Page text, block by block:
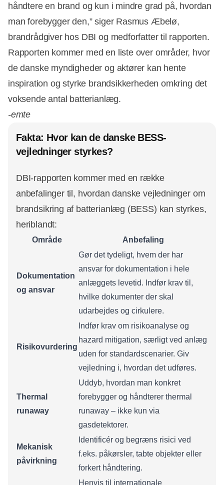
håndtere en brand og kun i mindre grad på, hvordan
man forebygger den,” siger Rasmus Æbelø,
brandrådgiver hos DBI og medforfatter til rapporten.
Rapporten kommer med en liste over områder, hvor
de danske myndigheder og aktører kan hente
inspiration og styrke brandsikkerheden omkring det
voksende antal batterianlæg.
-emte
Fakta: Hvor kan de danske BESS-
vejledninger styrkes?
DBI-rapporten kommer med en række
anbefalinger til, hvordan danske vejledninger om
brandsikring af batterianlæg (BESS) kan styrkes,
heriblandt:
Område Anbefaling
Dokumentation
og ansvar
Gør det tydeligt, hvem der har
ansvar for dokumentation i hele
anlæggets levetid. Indfør krav til,
hvilke dokumenter der skal
udarbejdes og cirkulere.
Risikovurdering
Indfør krav om risikoanalyse og
hazard mitigation, særligt ved anlæg
uden for standardscenarier. Giv
vejledning i, hvordan det udføres.
Thermal
runaway
Uddyb, hvordan man konkret
forebygger og håndterer thermal
runaway – ikke kun via
gasdetektorer.
Mekanisk
påvirkning
Identificér og begræns risici ved
f.eks. påkørsler, tabte objekter eller
forkert håndtering.
Henvis til internationale